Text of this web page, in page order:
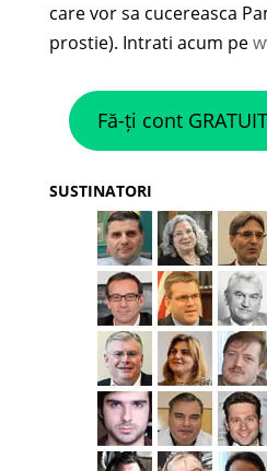
care vor sa cucereasca
prostie). Intrati acum pe
Fă-ți cont
SUSTINATORI